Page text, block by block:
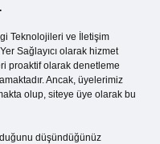
Teknolojileri ve İletişim
Sağlayıcı olarak hizmet
proaktif olarak denetleme
Ancak, üyelerimiz
olup, siteye üye olarak bu
düşündüğünüz